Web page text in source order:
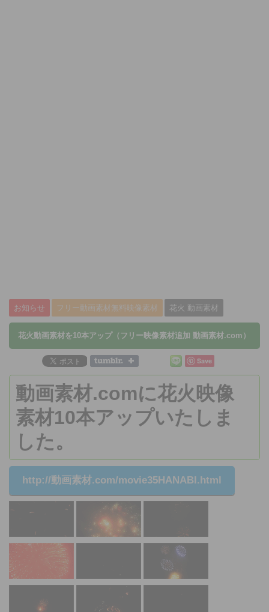
お知らせ フリー動画素材無料映像素材 花火 動画素材
花火動画素材を10本アップ（フリー映像素材追加 動画素材.com）
Save
動画素材.comに花火 映像
素材10本アップいたしま
した。
http://動画素材.com/movie35HANABI.html